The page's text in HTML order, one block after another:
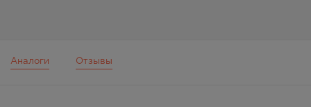
Аналоги Отзывы